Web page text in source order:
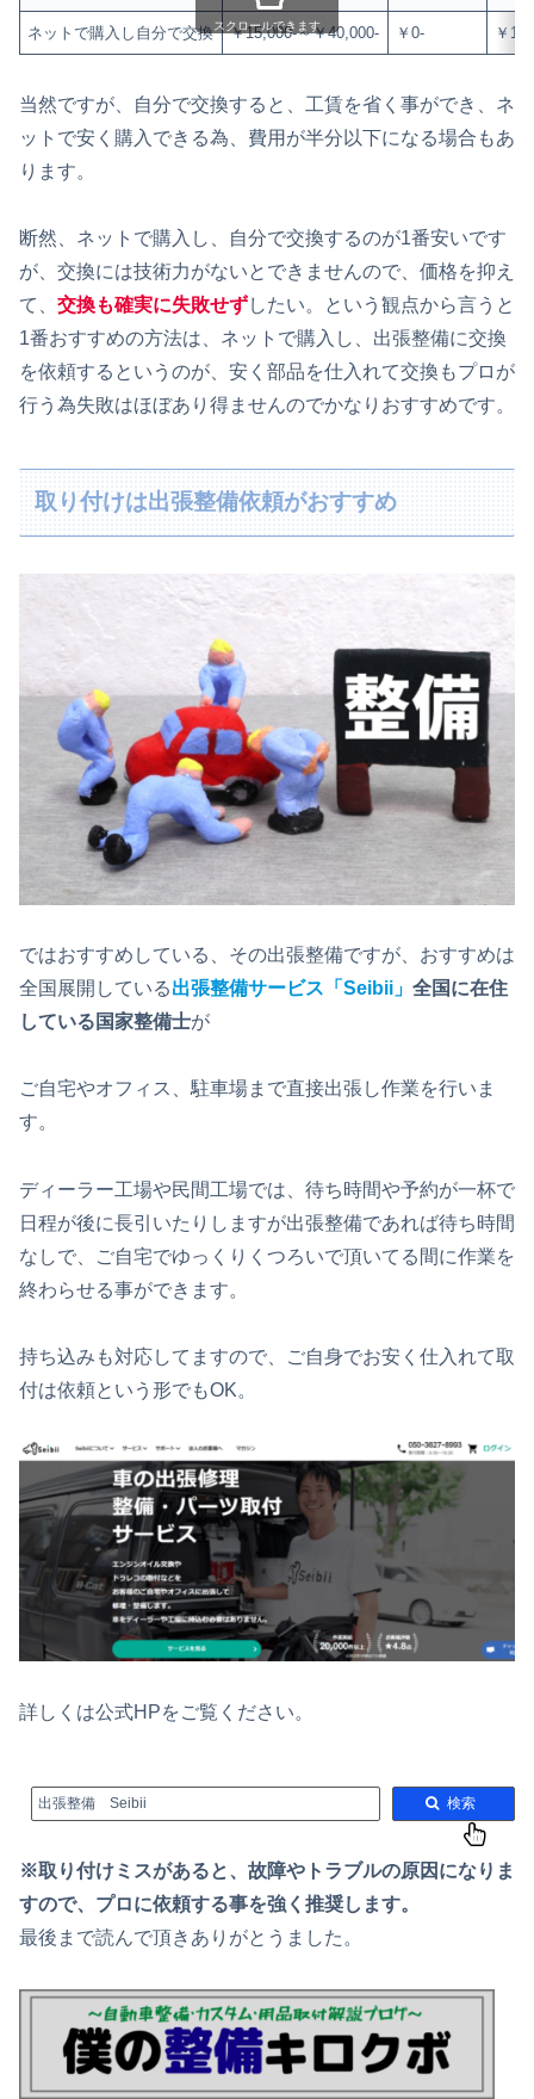
ネットで購入し自分で交換 ￥15,000-～￥40,000- ￥0- ￥
スクロールできます
当然ですが、自分で交換すると、工賃を省く事ができ、ネ
ットで安く購入できる為、費用が半分以下になる場合もあ
ります。
断然、ネットで購入し、自分で交換するのが1番安いです
が、交換には技術力がないとできませんので、価格を抑え
て、 交換も確実に失敗せずしたい。という観点から言うと
1番おすすめの方法は、ネットで購入し、出張整備に交換
を依頼するというのが、安く部品を仕入れて交換もプロが
行う為失敗はほぼあり得ませんのでかなりおすすめです。
取り付けは出張整備依頼がおすすめ
ではおすすめしている、その出張整備ですが、おすすめは
全国展開している出張整備サービス「Seibii」 全国に在住
している国家整備士が
ご自宅やオフィス、駐車場まで直接出張し作業を行いま
す。
ディーラー工場や民間工場では、待ち時間や予約が一杯で
日程が後に長引いたりしますが出張整備であれば待ち時間
なしで、ご自宅でゆっくりくつろいで頂いてる間に作業を
終わらせる事ができます。
持ち込みも対応してますので、ご自身でお安く仕入れて取
付は依頼という形でもOK。
詳しくは公式HPをご覧ください。
出張整備 Seibii 検索
※取り付けミスがあると、故障やトラブルの原因になりま
すので、プロに依頼する事を強く推奨します。
最後まで読んで頂きありがとうました。